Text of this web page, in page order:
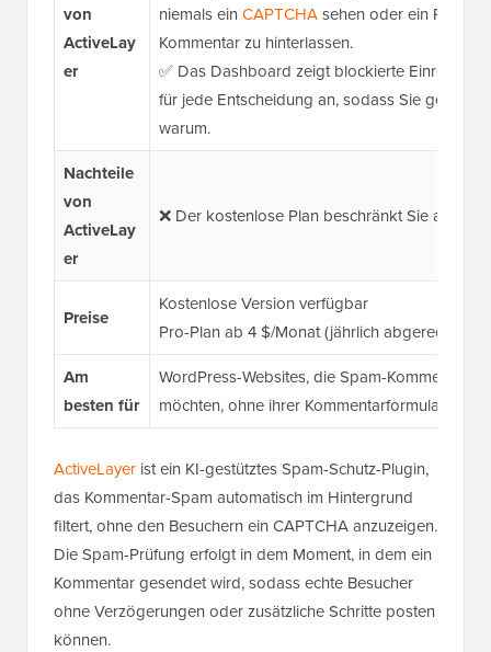
von
ActiveLay
er
niemals ein CAPTCHAsehen oder ein Rätsel
Kommentar zu hinterlassen.
✅ Das Dashboard zeigt blockierte
für jede Entscheidung an, sodass Sie genau
warum.
Nachteile
von
ActiveLay
er
❌ Der kostenlose Plan beschränkt Sie auf
Preise
Kostenlose Version verfügbar
Pro-Plan ab 4 $/Monat (jährlich abgerechnet)
Am
besten für
WordPress-Websites, die Spam-Kommentare
möchten, ohne ihrer Kommentarformular ein
ActiveLayer ist ein KI-gestütztes Spam-Schutz-Plugin,
das Kommentar-Spam automatisch im Hintergrund
filtert, ohne den Besuchern ein CAPTCHA anzuzeigen.
Die Spam-Prüfung erfolgt in dem Moment, in dem ein
Kommentar gesendet wird, sodass echte Besucher
ohne Verzögerungen oder zusätzliche Schritte posten
können.